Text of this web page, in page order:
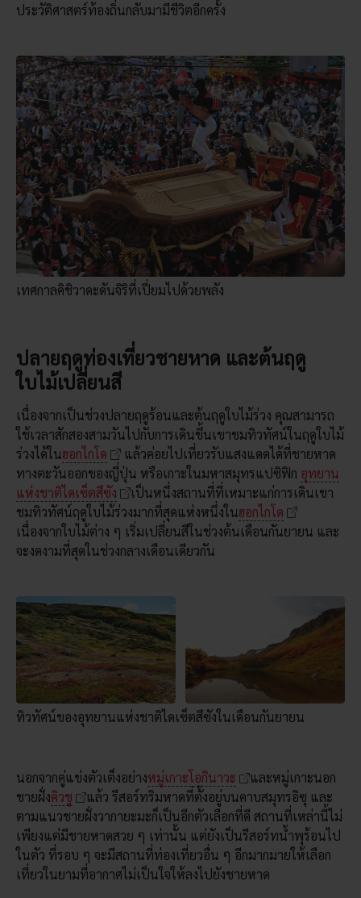
ประวัติศาสตร์ท้องถิ่นกลับมามีชีวิตอีกครั้ง
เทศกาลคิชิวาดะดันจิริที่เปี่ยมไปด้วยพลัง
ปลายฤดูท่องเที่ยวชายหาด และต้นฤดู
ใบไม้เปลี่ยนสี
เนื่องจากเป็นช่วงปลายฤดูร้อนและต้นฤดูใบไม้ร่วง คุณสามารถ
ใช้เวลาสักสองสามวันไปกับการเดินขึ้นเขาชมทิวทัศน์ในฤดูใบไม้
ร่วงได้ในฮอกไกโด
แล้วค่อยไปเที่ยวรับแสงแดดได้ที่ชายหาด
ทางตะวันออกของญี่ปุ่น หรือเกาะในมหาสมุทรแปซิฟิก อุทยาน
แห่งชาติไดเซ็ตสึซัง
เป็นหนึ่งสถานที่ที่เหมาะแก่การเดินเขา
ชมทิวทัศน์ฤดูใบไม้ร่วงมากที่สุดแห่งหนึ่งในฮอกไกโด
เนื่องจากใบไม้ต่าง ๆ เริ่มเปลี่ยนสีในช่วงต้นเดือนกันยายน และ
จะงดงามที่สุดในช่วงกลางเดือนเดียวกัน
ทิวทัศน์ของอุทยานแห่งชาติไดเซ็ตสึซังในเดือนกันยายน
นอกจากคู่แข่งตัวเต็งอย่างหมู่เกาะโอกินาวะ
และหมู่เกาะนอก
ชายฝั่งคิวชู
แล้ว รีสอร์ทริมหาดที่ตั้งอยู่บนคาบสมุทรอิซุ และ
ตามแนวชายฝั่งวากายะมะก็เป็นอีกตัวเลือกที่ดี สถานที่เหล่านี้ไม่
เพียงแต่มีชายหาดสวย ๆ เท่านั้น แต่ยังเป็นรีสอร์ทน้ำพุร้อนไป
ในตัว ที่รอบ ๆ จะมีสถานที่ท่องเที่ยวอื่น ๆ อีกมากมายให้เลือก
เที่ยวในยามที่อากาศไม่เป็นใจให้ลงไปยังชายหาด